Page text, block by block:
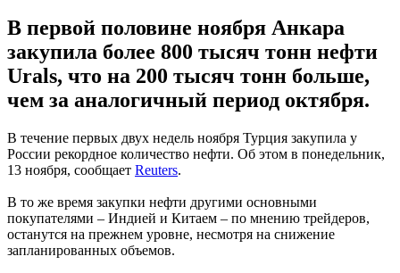
В первой половине ноября Анкара
закупила более 800 тысяч тонн нефти
Urals, что на 200 тысяч тонн больше,
чем за аналогичный период октября.
В течение первых двух недель ноября Турция закупила у
России рекордное количество нефти. Об этом в понедельник,
13 ноября, сообщает Reuters.
В то же время закупки нефти другими основными
покупателями – Индией и Китаем – по мнению трейдеров,
останутся на прежнем уровне, несмотря на снижение
запланированных объемов.